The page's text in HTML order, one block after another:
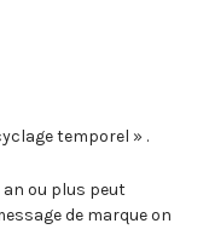
temporel » .
an ou plus peut
de marque on